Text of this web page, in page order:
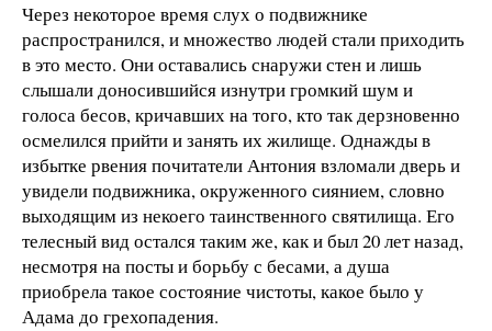
Через некоторое время слух о подвижнике
распространился, и множество людей стали приходить
в это место. Они оставались снаружи стен и лишь
слышали доносившийся изнутри громкий шум и
голоса бесов, кричавших на того, кто так дерзновенно
осмелился прийти и занять их жилище. Однажды в
избытке рвения почитатели Антония взломали дверь и
увидели подвижника, окруженного сиянием, словно
выходящим из некоего таинственного святилища. Его
телесный вид остался таким же, как и был 20 лет назад,
несмотря на посты и борьбу с бесами, а душа
приобрела такое состояние чистоты, какое было у
Адама до грехопадения.